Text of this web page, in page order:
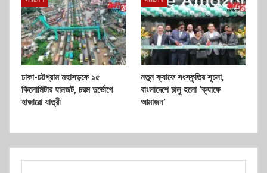
ঢাকা-চট্টগ্রাম মহাসড়কে ১৫
কিলোমিটার যানজট, চরম দুর্ভোগে
হাজারো যাত্রী
নতুন ক্যাফে সংস্কৃতির সূচনা,
বাংলাদেশে চালু হলো ‘ক্যাফে
আমাজন’